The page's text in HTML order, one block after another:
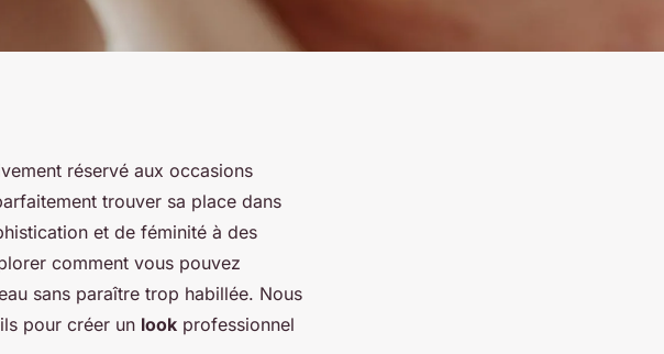
réservé aux occasions
trouver sa place dans
et de féminité à des
comment vous pouvez
sans paraître trop habillée. Nous
pour créer un look professionnel